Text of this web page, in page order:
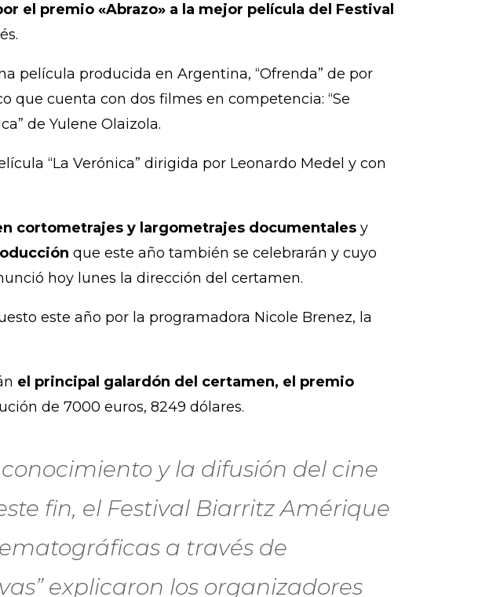
el premio «Abrazo» a la mejor película del Festival
película producida en Argentina, “Ofrenda” de por
que cuenta con dos filmes en competencia: “Se
de Yulene Olaizola.
“La Verónica” dirigida por Leonardo Medel y con
cortometrajes y largometrajes documentales y
que este año también se celebrarán y cuyo
hoy lunes la dirección del certamen.
este año por la programadora Nicole Brenez, la
el principal galardón del certamen, el premio
de 7000 euros, 8249 dólares.
y la difusión del cine
fin, el Festival Biarritz Amérique
a través de
explicaron los organizadores